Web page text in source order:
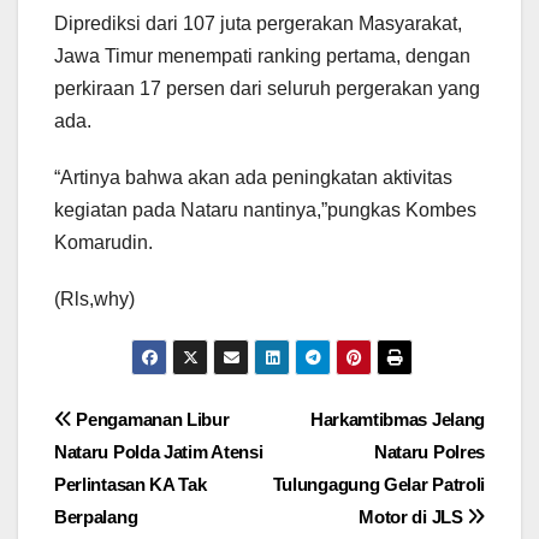
Diprediksi dari 107 juta pergerakan Masyarakat,
Jawa Timur menempati ranking pertama, dengan
perkiraan 17 persen dari seluruh pergerakan yang
ada.
“Artinya bahwa akan ada peningkatan aktivitas
kegiatan pada Nataru nantinya,”pungkas Kombes
Komarudin.
(Rls,why)
Navigasi
pos
Harkamtibmas Jelang
Nataru Polres
Tulungagung Gelar Patroli
Motor di JLS
Pengamanan Libur
Nataru Polda Jatim Atensi
Perlintasan KA Tak
Berpalang